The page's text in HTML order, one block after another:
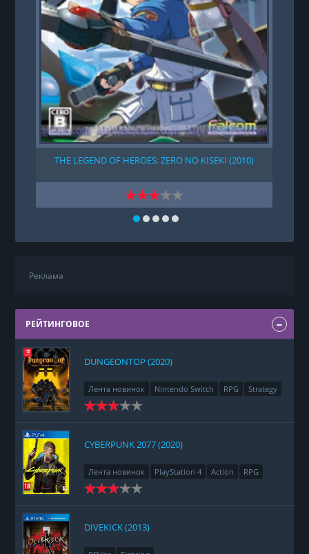
THE LEGEND OF HEROES: ZERO NO KISEKI (2010)
Реклама
РЕЙТИНГОВОЕ
DUNGEONTOP (2020)
Лента новинок Nintendo Switch RPG Strategy
CYBERPUNK 2077 (2020)
Лента новинок PlayStation 4 Action
RPG
Racing
Adventure
DIVEKICK (2013)